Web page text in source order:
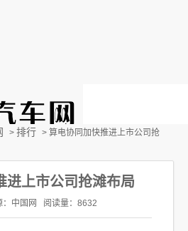
> 排行 > 算电协同加快推进上市公司抢
进上市公司抢滩布局
中国网 阅读量：8632